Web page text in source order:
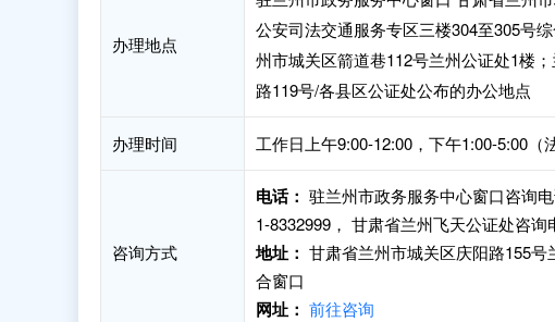
办理地点
公安司法交通服务专区三楼304至305号
州市城关区箭道巷112号兰州公证处1楼
路119号/各县区公证处公布的办公地点
办理时间 工作日上午9:00-12:00，下午1:00-5:00（
咨询方式
电话： 驻兰州市政务服务中心窗口咨询
1-8332999， 甘肃省兰州飞天公证处咨询
地址： 甘肃省兰州市城关区庆阳路155
合窗口
网址： 前往咨询